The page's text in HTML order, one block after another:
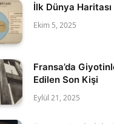
İlk Dünya Haritası
Ekim 5, 2025
Fransa’da
Edilen Son Kişi
Eylül 21, 2025